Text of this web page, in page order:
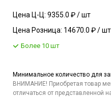
Цена Ц-Ц: 9355.0 ₽ / шт
Цена Розница: 14670.0 ₽ / шт
Более 10 шт
Минимальное количество для
ВНИМАНИЕ! Приобретая товар
отличаться от представленной